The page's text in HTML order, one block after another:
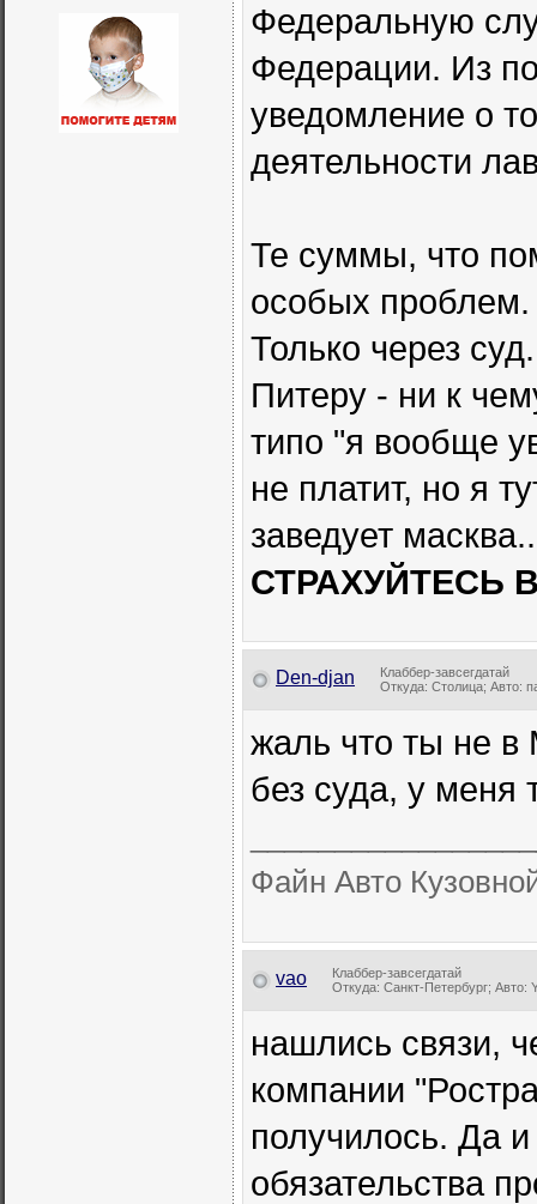
Федеральную
Федерации. Из
уведомление о
деятельности
Те суммы, что
особых
Только через
Питеру - ни к
типо "я вообще
не платит, но я
заведует
СТРАХУЙТЕСЬ
Den-djan
Клаббер-завсегдатай
Откуда: Столица; Авто:
жаль что ты не в
без суда, у меня
Файн Авто
vao
Клаббер-завсегдатай
Откуда: Санкт-Петербург; Авто:
нашлись связи,
компании
получилось. Да
обязательства